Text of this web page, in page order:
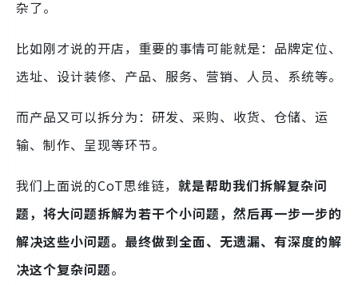
杂了。
比如刚才说的开店，重要的事情可能就是：品牌定位、
选址、设计装修、产品、服务、营销、人员、系统等。
而产品又可以拆分为：研发、采购、收货、仓储、运
输、制作、呈现等环节。
我们上面说的CoT思维链， 就是帮助我们拆解复杂问
题，将大问题拆解为若干个小问题，然后再一步一步的
解决这些小问题。最终做到全面、无遗漏、有深度的解
决这个复杂问题。